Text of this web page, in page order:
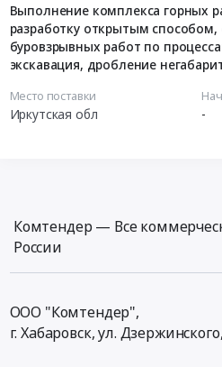
Выполнение комплекса горных
разработку открытым
буровзрывных работ по
экскавация, дробление
Место поставки
Иркутская обл -
Комтендер — Все
России
ООО "Комтендер",
г. Хабаровск,ул.